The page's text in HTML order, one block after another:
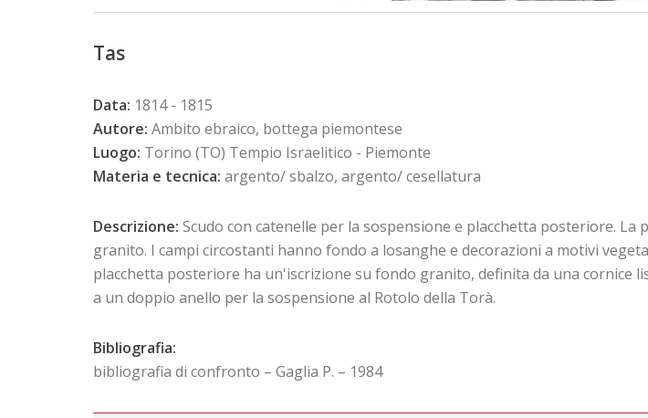
Tas
Data: 1814 - 1815
Autore: Ambito ebraico, bottega piemontese
Luogo: Torino (TO) Tempio Israelitico - Piemonte
Materia e tecnica: argento/ sbalzo, argento/ cesellatura
Descrizione: Scudo con catenelle per la sospensione e placchetta posteriore.
granito. I campi circostanti hanno fondo a losanghe e decorazioni a motivi
placchetta posteriore ha un'iscrizione su fondo granito, definita da una cornice
a un doppio anello per la sospensione al Rotolo della Torà.
Bibliografia:
bibliografia di confronto – Gaglia P. – 1984